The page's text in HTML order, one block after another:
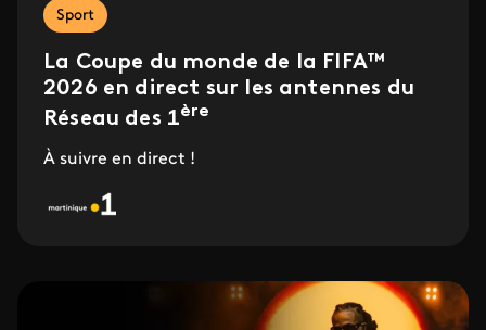
Sport
La Coupe du monde de la FIFA™
2026 en direct sur les antennes du
Réseau des 1ère
À suivre en direct !